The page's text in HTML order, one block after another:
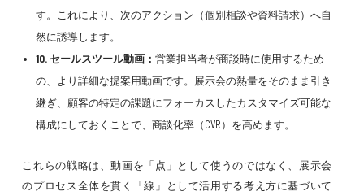
す。これにより、次のアクション（個別相談や資料請求）へ自
然に誘導します。
10. セールスツール動画： 営業担当者が商談時に使用するため
の、より詳細な提案用動画です。展示会の熱量をそのまま引き
継ぎ、顧客の特定の課題にフォーカスしたカスタマイズ可能な
構成にしておくことで、商談化率（CVR）を高めます。
これらの戦略は、動画を「点」として使うのではなく、展示会
のプロセス全体を貫く「線」として活用する考え方に基づいて